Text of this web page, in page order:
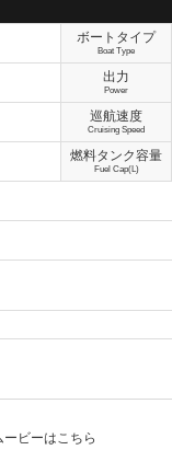
ボートタイプ
Boat Type
出力
Power
巡航速度
Cruising Speed
燃料タンク容量
Fuel Cap(L)
ビーはこちら